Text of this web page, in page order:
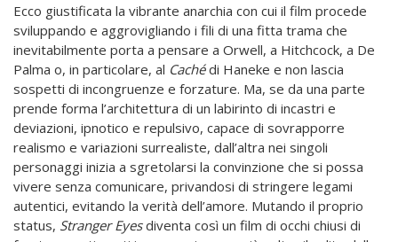
Ecco giustificata la vibrante anarchia con cui il film procede
sviluppando e aggrovigliando i fili di una fitta trama che
inevitabilmente porta a pensare a Orwell, a Hitchcock, a De
Palma o, in particolare, al Cachédi Haneke e non lascia
sospetti di incongruenze e forzature. Ma, se da una parte
prende forma l’architettura di un labirinto di incastri e
deviazioni, ipnotico e repulsivo, capace di sovrapporre
realismo e variazioni surrealiste, dall’altra nei singoli
personaggi inizia a sgretolarsi la convinzione che si possa
vivere senza comunicare, privandosi di stringere legami
autentici, evitando la verità dell’amore. Mutando il proprio
status, Stranger Eyesdiventa così un film di occhi chiusi di